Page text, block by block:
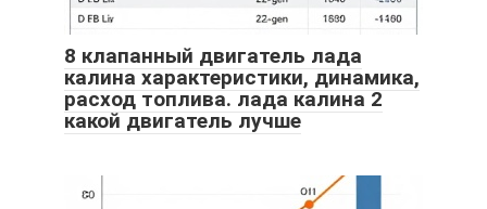
8 клапанный двигатель лада
калина характеристики, динамика,
расход топлива. лада калина 2
какой двигатель лучше